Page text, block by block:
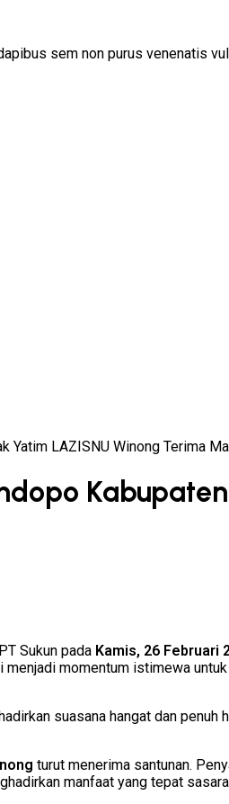
sem non purus venenatis
Yatim LAZISNU Winong Terima
Sukun pada Kamis, 26 Februari
menjadi momentum istimewa
suasana hangat dan
turut menerima santunan.
manfaat yang tepat